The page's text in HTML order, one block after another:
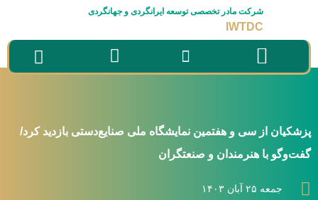
شرکت مادر تخصصی توسعه ایرانگردی و جهانگردی
IWTDC
پزشکیان از سی و هفتمین نمایشگاه ملی صنایع‌دستی بازدید کرد/
گفت‌وگو با هنرمندان و صنعتگران
جمعه ۲۵ آبان ۱۴۰۳